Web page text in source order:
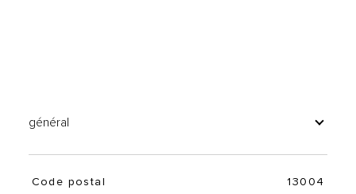
général
TRAD_SIROCCO_Caracteristique
Code postal 13004